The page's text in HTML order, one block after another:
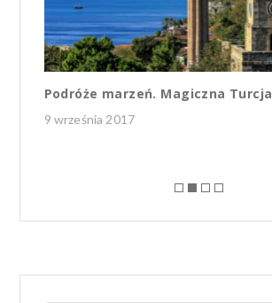
Podróże marzeń. Magiczna Turcja
9 września 2017